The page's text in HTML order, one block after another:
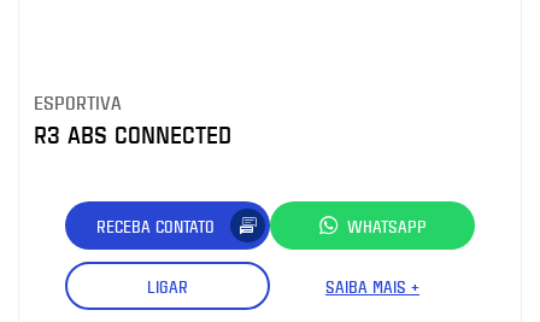
ESPORTIVA
R3 ABS CONNECTED
RECEBA CONTATO WHATSAPP
LIGAR SAIBA MAIS +